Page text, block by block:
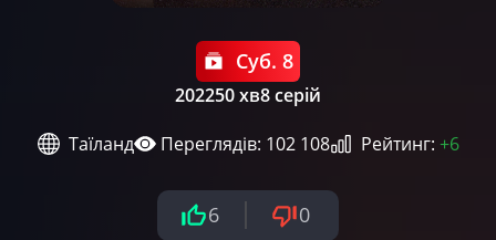
Суб. 8
202250 хв8 серій
Таїланд
Переглядів: 102 108 Рейтинг: +6
6 0